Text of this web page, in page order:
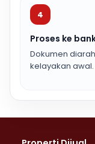
4
Proses ke
Dokumen
kelayakan awal.